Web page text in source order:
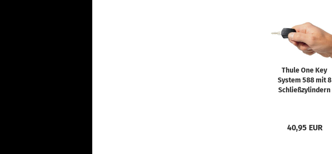
Thule One Key
System 588 mit 8
Schließzylindern
40,95 EUR